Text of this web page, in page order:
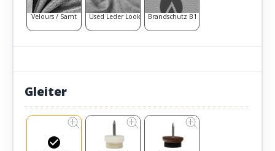
Velours / Samt Used Leder Look Brandschutz B1
Gleiter